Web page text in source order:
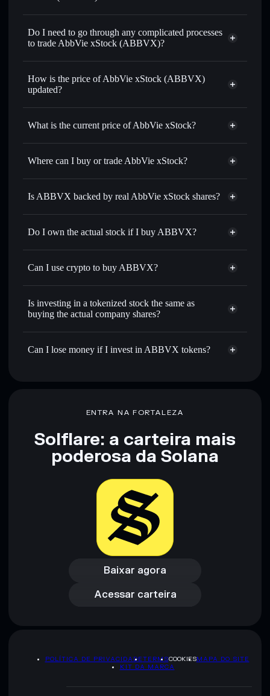
1:1 backed,
Do I need to go through any complicated processes
to trade AbbVie xStock (ABBVX)?
How is the price of AbbVie xStock (ABBVX)
updated?
AbbVie xStock
What is the current price of AbbVie xStock?
AbbVie xStock
$243.989
Where can I buy or trade AbbVie xStock?
Is ABBVX backed by real AbbVie xStock shares?
Do I own the actual stock if I buy ABBVX?
Can I use crypto to buy ABBVX?
Is investing in a tokenized stock the same as
buying the actual company shares?
Can I lose money if I invest in ABBVX tokens?
ENTRA NA FORTALEZA
Solflare: a carteira mais
poderosa da Solana
Baixar agora
Baixar agora
Acessar carteira
Acessar carteira
POLÍTICA DE PRIVACIDADETERMSCOOKIESMAPA DO SITE
KIT DA MARCA